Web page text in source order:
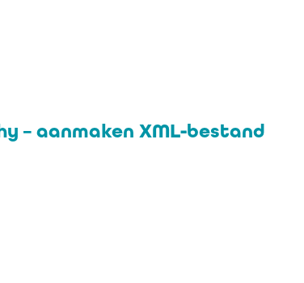
– aanmaken XML-bestand